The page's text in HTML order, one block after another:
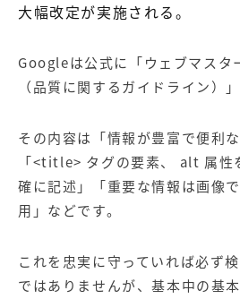
大幅改定が実施される。
Googleは公式に「ウェブマスタ
（品質に関するガイドライン）
その内容は「情報が豊富で便利
「<title> タグの要素、 alt 属性
確に記述」「重要な情報は画像
用」などです。
これを忠実に守っていれば必ず
ではありませんが、基本中の基